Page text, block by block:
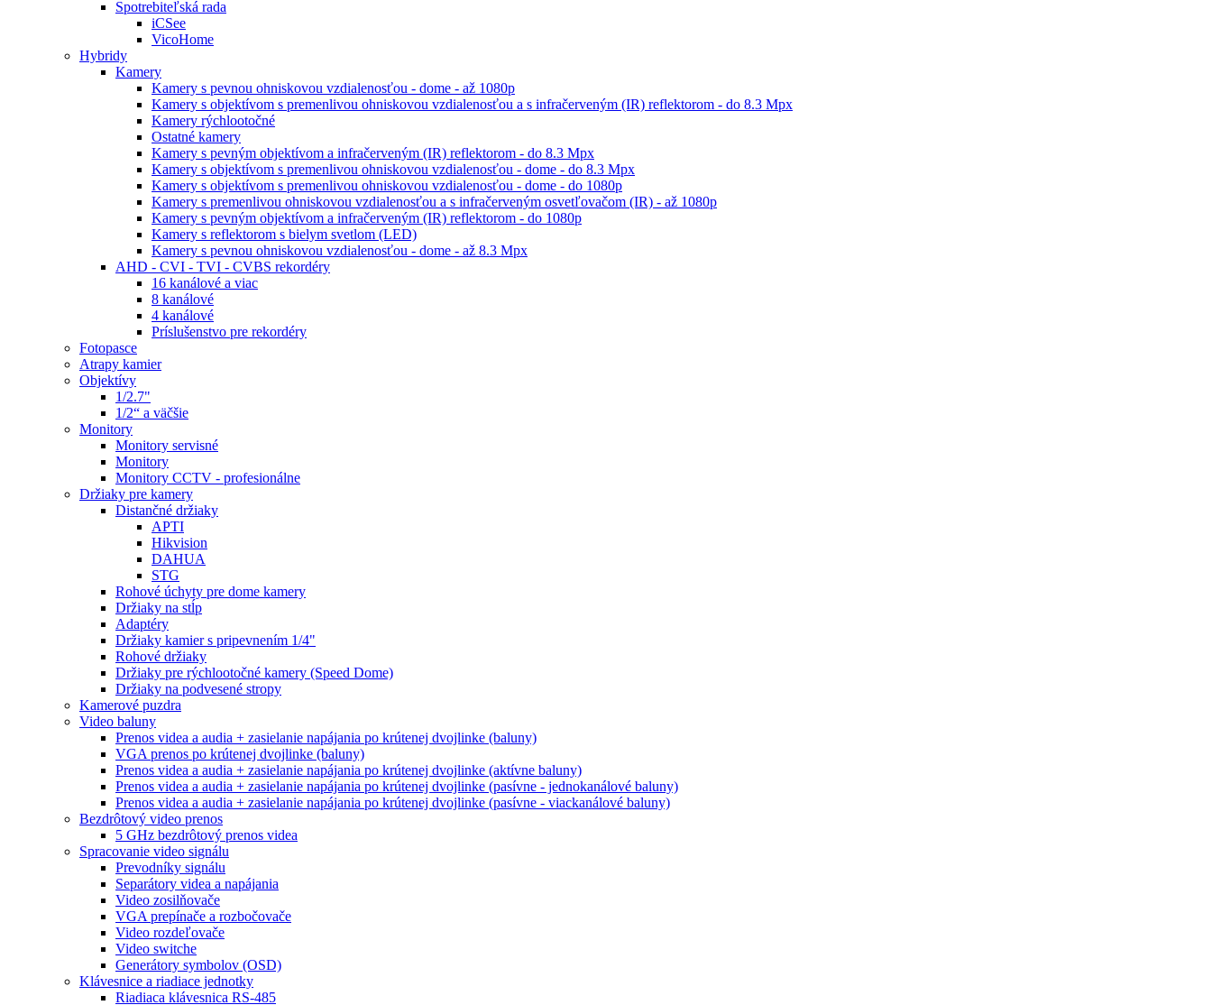
Spotrebiteľská rada
iCSee
VicoHome
Hybridy
Kamery
Kamery s pevnou ohniskovou vzdialenosťou - dome - až 1080p
Kamery s objektívom s premenlivou ohniskovou vzdialenosťou a s infračerveným (IR) reflektorom - do 8.3 Mpx
Kamery rýchlootočné
Ostatné kamery
Kamery s pevným objektívom a infračerveným (IR) reflektorom - do 8.3 Mpx
Kamery s objektívom s premenlivou ohniskovou vzdialenosťou - dome - do 8.3 Mpx
Kamery s objektívom s premenlivou ohniskovou vzdialenosťou - dome - do 1080p
Kamery s premenlivou ohniskovou vzdialenosťou a s infračerveným osvetľovačom (IR) - až 1080p
Kamery s pevným objektívom a infračerveným (IR) reflektorom - do 1080p
Kamery s reflektorom s bielym svetlom (LED)
Kamery s pevnou ohniskovou vzdialenosťou - dome - až 8.3 Mpx
AHD - CVI - TVI - CVBS rekordéry
16 kanálové a viac
8 kanálové
4 kanálové
Príslušenstvo pre rekordéry
Fotopasce
Atrapy kamier
Objektívy
1/2.7"
1/2“ a väčšie
Monitory
Monitory servisné
Monitory
Monitory CCTV - profesionálne
Držiaky pre kamery
Distančné držiaky
APTI
Hikvision
DAHUA
STG
Rohové úchyty pre dome kamery
Držiaky na stĺp
Adaptéry
Držiaky kamier s pripevnením 1/4"
Rohové držiaky
Držiaky pre rýchlootočné kamery (Speed Dome)
Držiaky na podvesené stropy
Kamerové puzdra
Video baluny
Prenos videa a audia + zasielanie napájania po krútenej dvojlinke (baluny)
VGA prenos po krútenej dvojlinke (baluny)
Prenos videa a audia + zasielanie napájania po krútenej dvojlinke (aktívne baluny)
Prenos videa a audia + zasielanie napájania po krútenej dvojlinke (pasívne - jednokanálové baluny)
Prenos videa a audia + zasielanie napájania po krútenej dvojlinke (pasívne - viackanálové baluny)
Bezdrôtový video prenos
5 GHz bezdrôtový prenos videa
Spracovanie video signálu
Prevodníky signálu
Separátory videa a napájania
Video zosilňovače
VGA prepínače a rozbočovače
Video rozdeľovače
Video switche
Generátory symbolov (OSD)
Klávesnice a riadiace jednotky
Riadiaca klávesnica RS-485